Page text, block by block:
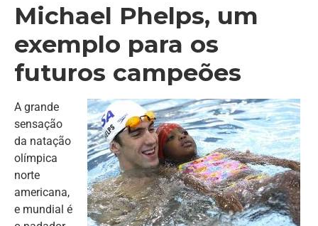
Michael Phelps, um
exemplo para os
futuros campeões
A grande
sensação
da natação
olímpica
norte
americana,
e mundial é